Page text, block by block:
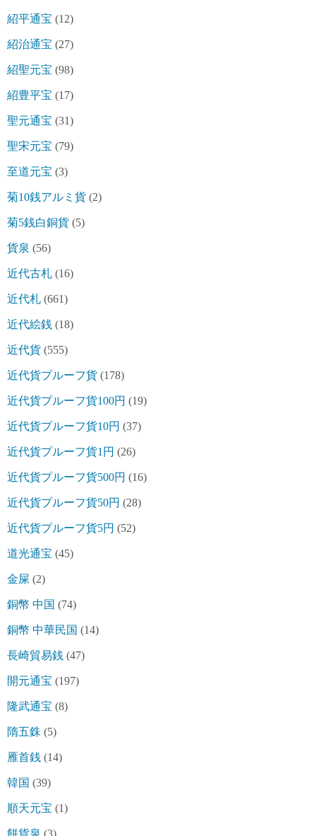
紹平通宝 (12)
紹治通宝 (27)
紹聖元宝 (98)
紹豊平宝 (17)
聖元通宝 (31)
聖宋元宝 (79)
至道元宝 (3)
菊10銭アルミ貨 (2)
菊5銭白銅貨 (5)
貨泉 (56)
近代古札 (16)
近代札 (661)
近代絵銭 (18)
近代貨 (555)
近代貨プルーフ貨 (178)
近代貨プルーフ貨100円 (19)
近代貨プルーフ貨10円 (37)
近代貨プルーフ貨1円 (26)
近代貨プルーフ貨500円 (16)
近代貨プルーフ貨50円 (28)
近代貨プルーフ貨5円 (52)
道光通宝 (45)
金屎 (2)
銅幣 中国 (74)
銅幣 中華民国 (14)
長崎貿易銭 (47)
開元通宝 (197)
隆武通宝 (8)
隋五銖 (5)
雁首銭 (14)
韓国 (39)
順天元宝 (1)
餅貨泉 (3)